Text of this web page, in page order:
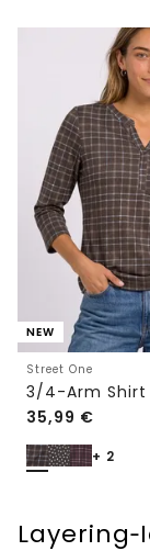
NEW
Street One
35,99 €
+ 2